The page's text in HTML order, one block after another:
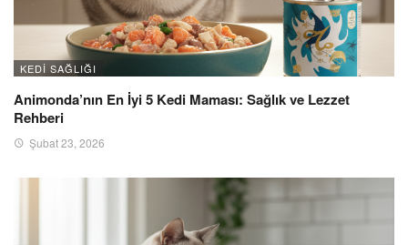
KEDI SAĞLIĞI
Animonda’nın En İyi 5 Kedi Maması: Sağlık ve Lezzet
Rehberi
Şubat 23, 2026